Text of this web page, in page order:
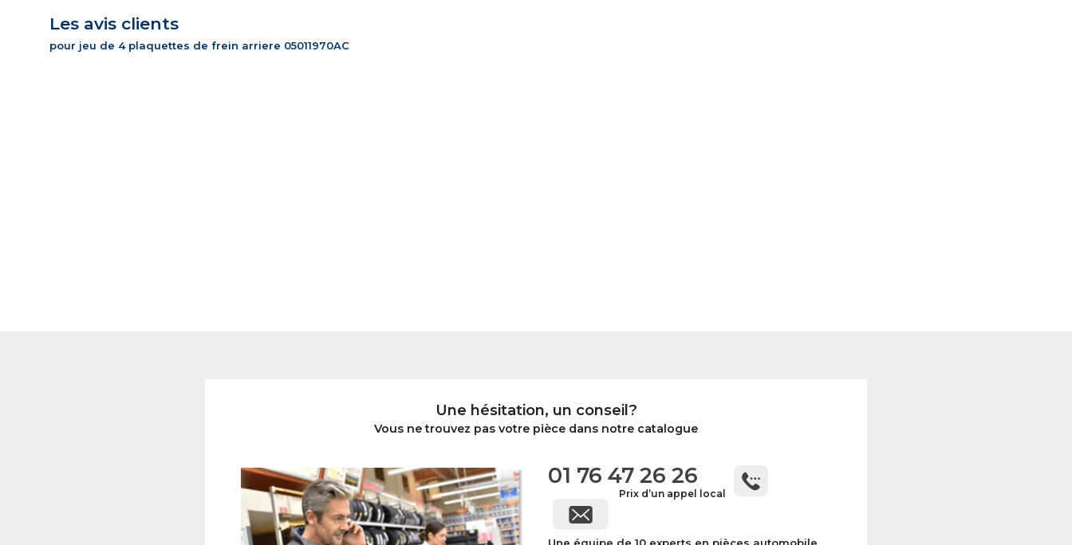
Les avis clients
pour jeu de 4 plaquettes de frein arriere 05011970AC
Une hésitation, un conseil?
Vous ne trouvez pas votre pièce dans notre catalogue
01 76 47 26 26
Prix d’un appel local